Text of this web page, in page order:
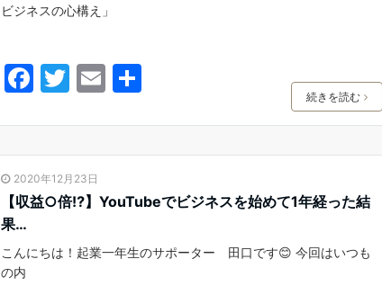
ビジネスの心構え」
F
c
e
b
o
T
itt
er
E
ai
l
共
続きを読む
2020年12月23日
【収益○倍⁉︎】YouTubeでビジネスを始めて1年経った結
果…
こんにちは！起業一年生のサポーター 田口です😊 今回はいつも
の内